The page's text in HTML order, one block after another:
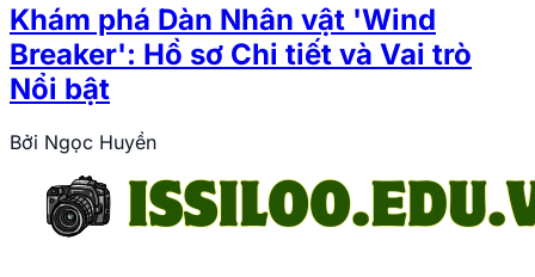
Khám phá Dàn Nhân vật 'Wind
Breaker': Hồ sơ Chi tiết và Vai trò
Nổi bật
Bởi Ngọc Huyền